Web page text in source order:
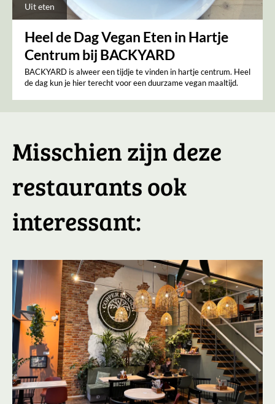
Uit eten
Heel de Dag Vegan Eten in Hartje
Centrum bij BACKYARD
BACKYARD is alweer een tijdje te vinden in hartje centrum. Heel
de dag kun je hier terecht voor een duurzame vegan maaltijd.
Misschien zijn deze
restaurants ook
interessant: